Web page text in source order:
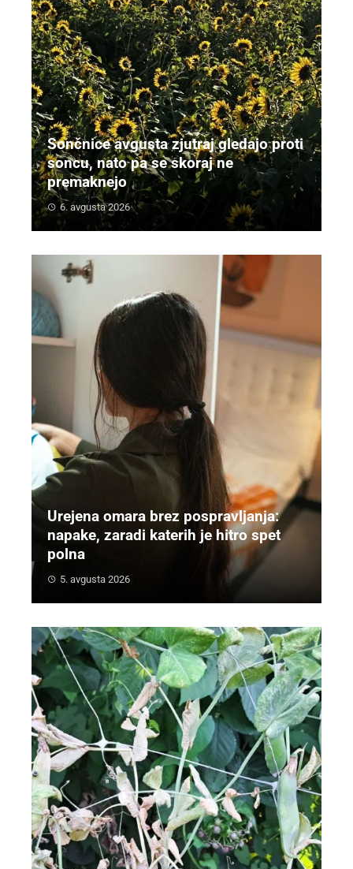
Sončnice avgusta zjutraj gledajo proti
soncu, nato pa se skoraj ne
premaknejo
6. avgusta 2026
Urejena omara brez pospravljanja:
napake, zaradi katerih je hitro spet
polna
5. avgusta 2026